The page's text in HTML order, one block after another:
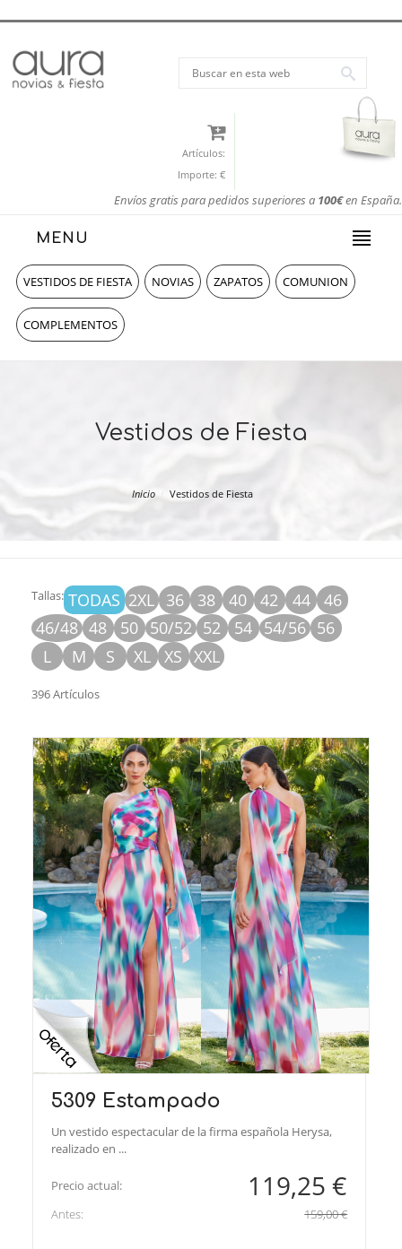
Artículos:
Importe: €
Envíos gratis para pedidos superiores a 100€en España.
MENU
VESTIDOS DE FIESTA NOVIAS ZAPATOS COMUNION
COMPLEMENTOS
Vestidos de Fiesta
Inicio Vestidos de Fiesta
Tallas: TODAS 2XL 36 38 40 42 44
46
46/48 48 50 50/52 52 54 54/56 56
L
M S XL XS XXL
396 Artículos
5309 Estampado
Un vestido espectacular de la firma española Herysa,
realizado en ...
Precio actual: 119,25 €
Antes: 159,00 €